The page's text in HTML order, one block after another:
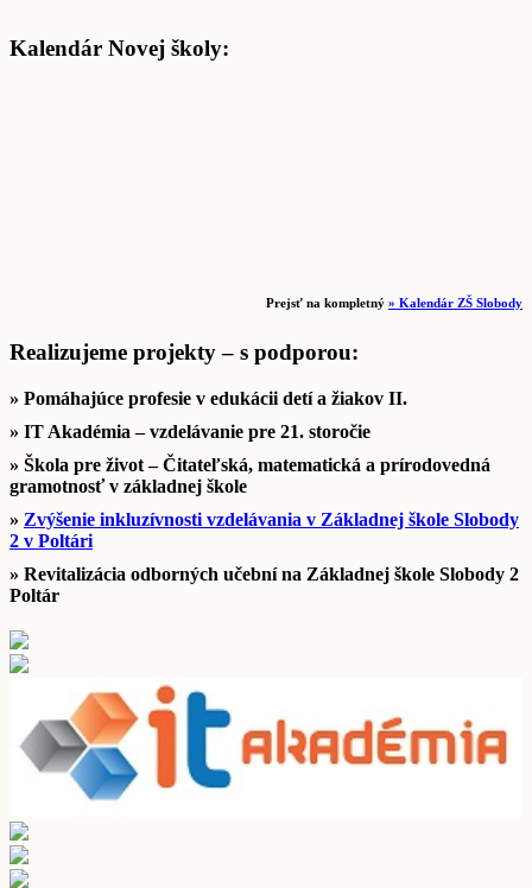
Kalendár Novej školy:
Prejsť na kompletný » Kalendár ZŠ Slobody
Realizujeme projekty – s podporou:
» Pomáhajúce profesie v edukácii detí a žiakov II.
» IT Akadémia – vzdelávanie pre 21. storočie
» Škola pre život – Čitateľská, matematická a prírodovedná
gramotnosť v základnej škole
» Zvýšenie inkluzívnosti vzdelávania v Základnej škole Slobody
2 v Poltári
» Revitalizácia odborných učební na Základnej škole Slobody 2
Poltár